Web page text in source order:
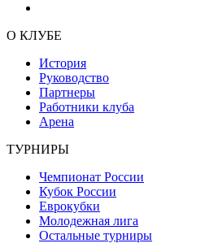
О КЛУБЕ
История
Руководство
Партнеры
Работники клуба
Арена
ТУРНИРЫ
Чемпионат России
Кубок России
Еврокубки
Молодежная лига
Остальные турниры